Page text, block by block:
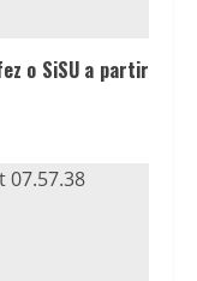
o SiSU a partir